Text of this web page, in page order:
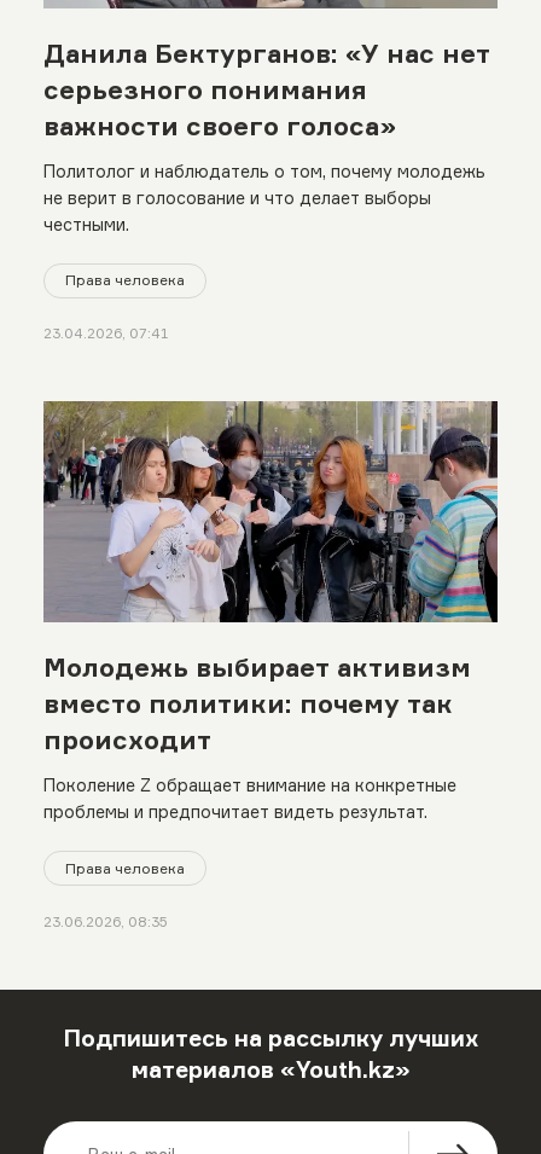
Данила Бектурганов: «У нас нет
серьезного понимания
важности своего голоса»
Политолог и наблюдатель о том, почему молодежь
не верит в голосование и что делает выборы
честными.
Права человека
23.04.2026, 07:41
Молодежь выбирает активизм
вместо политики: почему так
происходит
Поколение Z обращает внимание на конкретные
проблемы и предпочитает видеть результат.
Права человека
23.06.2026, 08:35
Подпишитесь на рассылку лучших
материалов «Youth.kz»